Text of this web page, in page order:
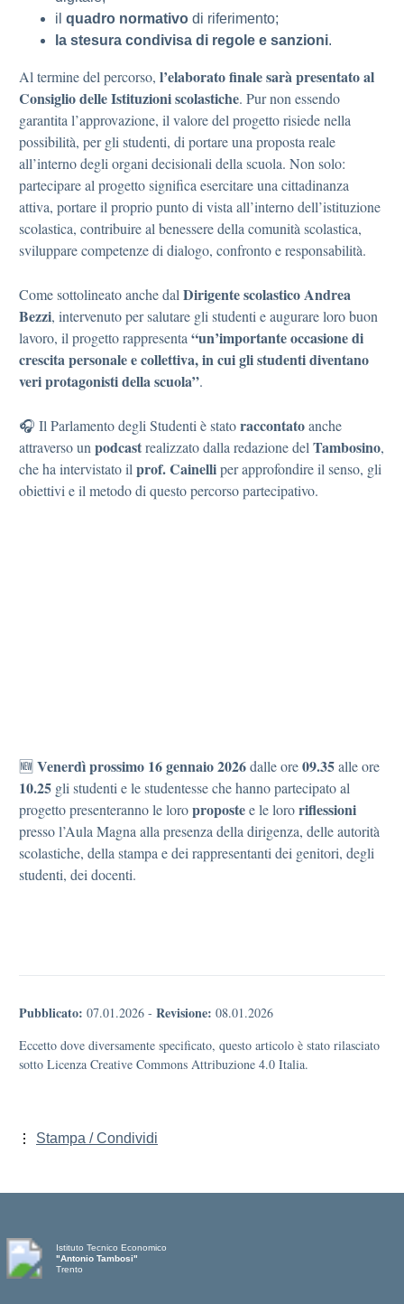
il quadro normativo di riferimento;
la stesura condivisa di regole e sanzioni.
Al termine del percorso, l’elaborato finale sarà presentato al
Consiglio delle Istituzioni scolastiche. Pur non essendo
garantita l’approvazione, il valore del progetto risiede nella
possibilità, per gli studenti, di portare una proposta reale
all’interno degli organi decisionali della scuola. Non solo:
partecipare al progetto significa esercitare una cittadinanza
attiva, portare il proprio punto di vista all’interno dell’istituzione
scolastica, contribuire al benessere della comunità scolastica,
sviluppare competenze di dialogo, confronto e responsabilità.
Come sottolineato anche dal Dirigente scolastico Andrea
Bezzi, intervenuto per salutare gli studenti e augurare loro buon
lavoro, il progetto rappresenta “un’importante occasione di
crescita personale e collettiva, in cui gli studenti diventano
veri protagonisti della scuola”.
🎧 Il Parlamento degli Studenti è statoraccontatoanche
attraverso un podcastrealizzato dalla redazione del Tambosino,
che ha intervistato il prof. Cainelliper approfondire il senso, gli
obiettivi e il metodo di questo percorso partecipativo.
🆕 Venerdì prossimo 16 gennaio 2026dalle ore09.35alle ore
10.25 gli studenti e le studentesse che hanno partecipato al
progetto presenteranno le loropropostee le lororiflessioni
presso l’Aula Magna alla presenza della dirigenza, delle autorità
scolastiche, della stampa e dei rappresentanti dei genitori, degli
studenti, dei docenti.
Pubblicato: 07.01.2026 - Revisione: 08.01.2026
Eccetto dove diversamente specificato, questo articolo è stato rilasciato
sotto Licenza Creative Commons Attribuzione 4.0 Italia.
Stampa / Condividi
Istituto Tecnico Economico
"Antonio Tambosi"
Trento